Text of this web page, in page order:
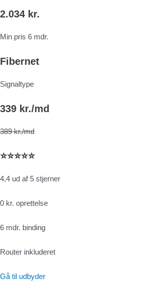
2.034 kr.
Min pris 6 mdr.
Fibernet
Signaltype
339 kr./md
389 kr./md
⭐⭐⭐⭐⭐
4,4 ud af 5 stjerner
0 kr. oprettelse
6 mdr. binding
Router inkluderet
Gå til udbyder